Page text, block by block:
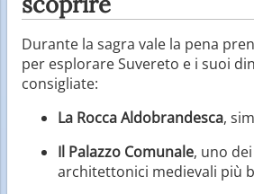
Durante la sagra vale la pena
per esplorare Suvereto e i suoi
consigliate:
La Rocca Aldobrandesca,
Il Palazzo Comunale, uno
architettonici medievali più